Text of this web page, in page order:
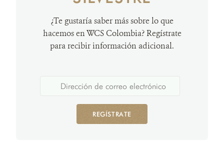
¿Te gustaría saber más sobre lo que
hacemos en WCS Colombia? Regístrate
para recibir información adicional.
REGÍSTRATE